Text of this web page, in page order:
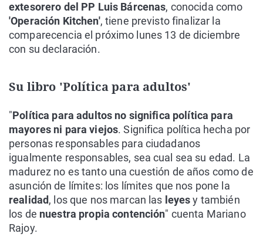
extesorero del PP Luis Bárcenas, conocida como
'Operación Kitchen', tiene previsto finalizar la
comparecencia el próximo lunes 13 de diciembre
con su declaración.
Su libro 'Política para adultos'
"Política para adultos no significa política para
mayores ni para viejos. Significa política hecha por
personas responsables para ciudadanos
igualmente responsables, sea cual sea su edad. La
madurez no es tanto una cuestión de años como de
asunción de límites: los límites que nos pone la
realidad, los que nos marcan las leyesy también
los de nuestra propia contención" cuenta Mariano
Rajoy.